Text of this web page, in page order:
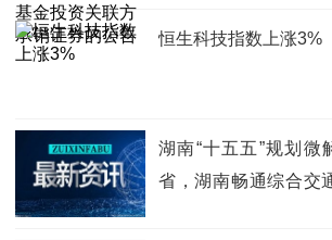
恒生科技指数上涨3%
湖南“十五五”规划微
省，湖南畅通综合交